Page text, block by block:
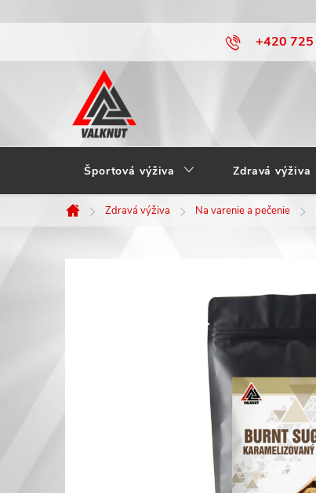
+420
Športová výživa Zdravá výživa
Domov
Zdravá výživa Na varenie a pečenie